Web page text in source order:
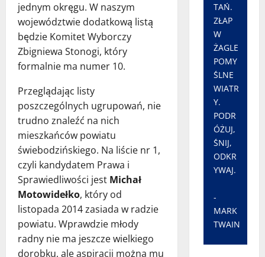
jednym okręgu. W naszym
województwie dodatkową listą
będzie Komitet Wyborczy
Zbigniewa Stonogi, który
formalnie ma numer 10.
Przeglądając listy
poszczególnych ugrupowań, nie
trudno znaleźć na nich
mieszkańców powiatu
świebodzińskiego. Na liście nr 1,
czyli kandydatem Prawa i
Sprawiedliwości jest Michał
Motowidełko, który od
listopada 2014 zasiada w radzie
powiatu. Wprawdzie młody
radny nie ma jeszcze wielkiego
dorobku, ale aspiracji można mu
TAŃ.
ZŁAP
W
ŻAGLE
POMY
ŚLNE
WIATR
Y.
PODR
ÓŻUJ,
ŚNIJ,
ODKR
YWAJ.
-
MARK
TWAIN